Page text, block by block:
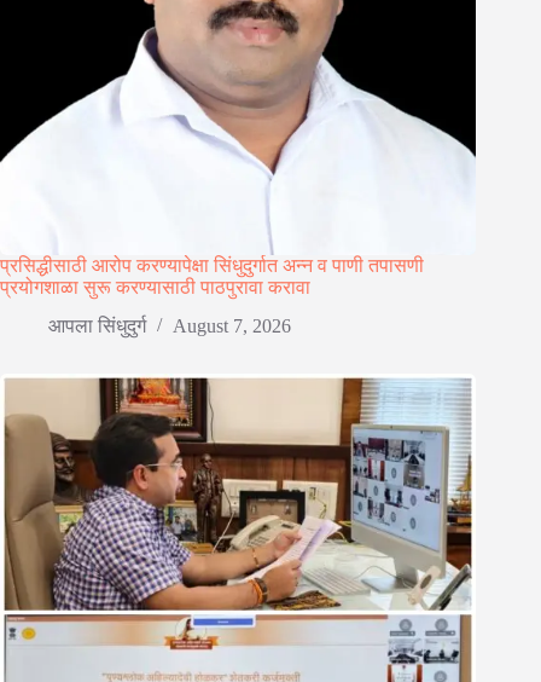
प्रसिद्धीसाठी आरोप करण्यापेक्षा सिंधुदुर्गात अन्न व पाणी तपासणी
प्रयोगशाळा सुरू करण्यासाठी पाठपुरावा करावा
आपला सिंधुदुर्ग
August 7, 2026